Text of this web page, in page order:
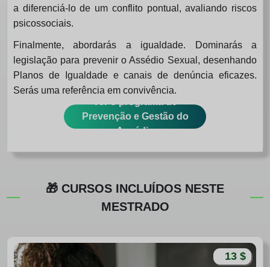
a diferenciá-lo de um conflito pontual, avaliando riscos
psicossociais.
Finalmente, abordarás a igualdade. Dominarás a
legislação para prevenir o Assédio Sexual, desenhando
Planos de Igualdade e canais de denúncia eficazes.
Serás uma referência em convivência.
Prevenção e Gestão do
Assédio
🎁 CURSOS INCLUÍDOS NESTE
MESTRADO
13 $